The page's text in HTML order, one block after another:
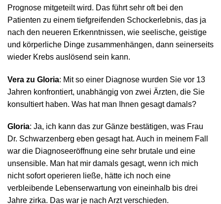
Prognose mitgeteilt wird. Das führt sehr oft bei den
Patienten zu einem tiefgreifenden Schockerlebnis, das ja
nach den neueren Erkenntnissen, wie seelische, geistige
und körperliche Dinge zusammenhängen, dann seinerseits
wieder Krebs auslösend sein kann.
Vera zu Gloria: Mit so einer Diagnose wurden Sie vor 13
Jahren konfrontiert, unabhängig von zwei Ärzten, die Sie
konsultiert haben. Was hat man Ihnen gesagt damals?
Gloria: Ja, ich kann das zur Gänze bestätigen, was Frau
Dr. Schwarzenberg eben gesagt hat. Auch in meinem Fall
war die Diagnoseeröffnung eine sehr brutale und eine
unsensible. Man hat mir damals gesagt, wenn ich mich
nicht sofort operieren ließe, hätte ich noch eine
verbleibende Lebenserwartung von eineinhalb bis drei
Jahre zirka. Das war je nach Arzt verschieden.